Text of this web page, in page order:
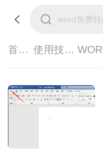
首页> 使用技巧>